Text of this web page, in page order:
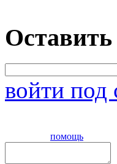
войти под
помощь